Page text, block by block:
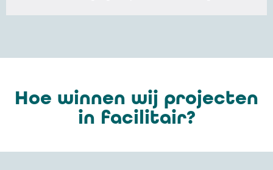
Hoe winnen wij projecten
in facilitair?